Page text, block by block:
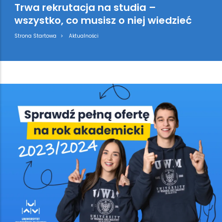
Trwa rekrutacja na studia –
wszystko, co musisz o niej wiedzieć
Breadcrumb
Strona Startowa Aktualności